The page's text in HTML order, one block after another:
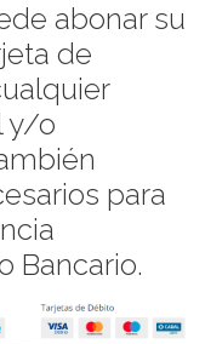
abonar su
de
y/o
para
Bancario.